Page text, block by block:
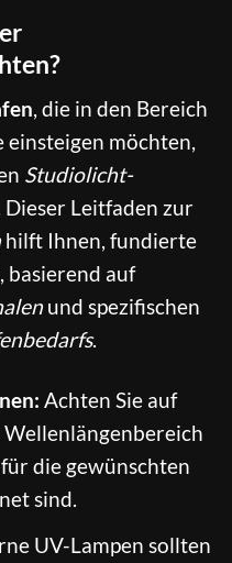
, die in den Bereich
möchten,
Studiolicht-
Leitfaden zur
hilft Ihnen, fundierte
basierend auf
und spezifischen
.
Achten Sie auf
die gewünschten
sind.
UV-Lampen sollten